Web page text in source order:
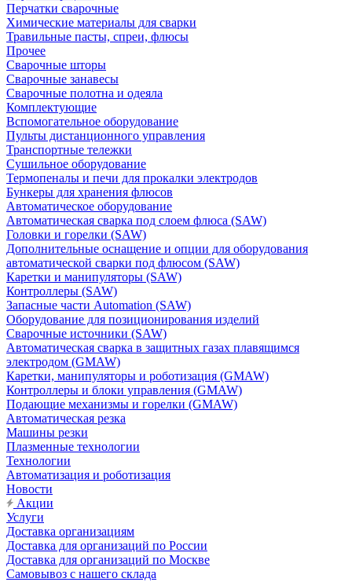
Перчатки сварочные
Химические материалы для сварки
Травильные пасты, спреи, флюсы
Прочее
Сварочные шторы
Сварочные занавесы
Сварочные полотна и одеяла
Комплектующие
Вспомогательное оборудование
Пульты дистанционного управления
Транспортные тележки
Сушильное оборудование
Термопеналы и печи для прокалки электродов
Бункеры для хранения флюсов
Автоматическое оборудование
Автоматическая сварка под слоем флюса (SAW)
Головки и горелки (SAW)
Дополнительные оснащение и опции для оборудования
автоматической сварки под флюсом (SAW)
Каретки и манипуляторы (SAW)
Контроллеры (SAW)
Запасные части Automation (SAW)
Оборудование для позиционирования изделий
Сварочные источники (SAW)
Автоматическая сварка в защитных газах плавящимся
электродом (GMAW)
Каретки, манипуляторы и роботизация (GMAW)
Контроллеры и блоки управления (GMAW)
Подающие механизмы и горелки (GMAW)
Автоматическая резка
Машины резки
Плазменные технологии
Технологии
Автоматизация и роботизация
Новости
Акции
Услуги
Доставка организациям
Доставка для организаций по России
Доставка для организаций по Москве
Самовывоз с нашего склада